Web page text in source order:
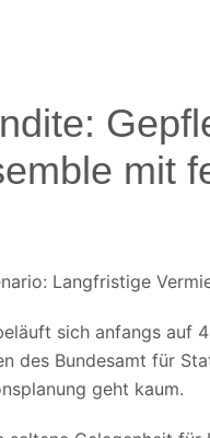
mit
Langfristige
sich anfangs auf
des Bundesamt für
geht kaum.